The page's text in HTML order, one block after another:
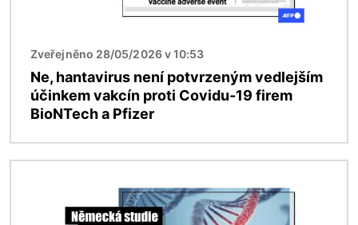
Zveřejněno 28/05/2026 v 10:53
Ne, hantavirus není potvrzeným vedlejším
účinkem vakcín proti Covidu-19 firem
BioNTech a Pfizer